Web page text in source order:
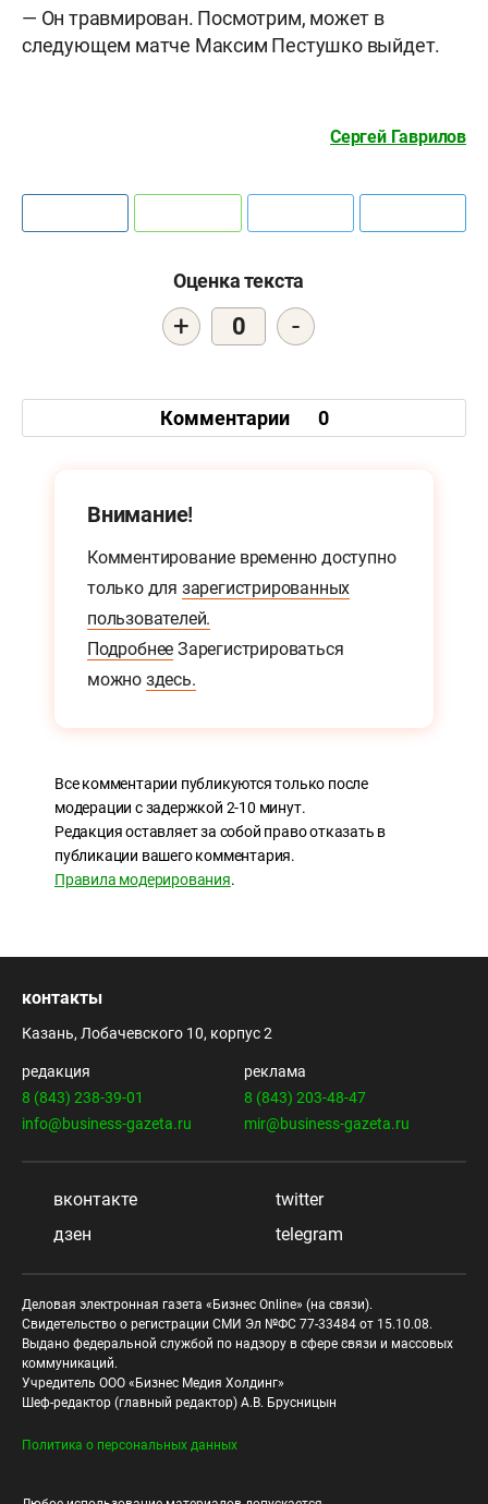
— Он травмирован. Посмотрим, может в
следующем матче Максим Пестушко выйдет.
Сергей Гаврилов
Оценка текста
+ 0 -
Комментарии 0
Внимание!
Комментирование временно доступно
только для зарегистрированных
пользователей.
Подробнее Зарегистрироваться
можно здесь.
Все комментарии публикуются только после
модерации с задержкой 2-10 минут.
Редакция оставляет за собой право отказать в
публикации вашего комментария.
Правила модерирования.
контакты
Казань, Лобачевского 10, корпус 2
редакция
8 (843) 238-39-01
info@business-gazeta.ru
реклама
8 (843) 203-48-47
mir@business-gazeta.ru
вконтакте
twitter
дзен
telegram
Деловая электронная газета «Бизнес Online» (на связи).
Свидетельство о регистрации СМИ Эл №ФС 77-33484 от 15.10.08.
Выдано федеральной службой по надзору в сфере связи и массовых
коммуникаций.
Учредитель ООО «Бизнес Медия Холдинг»
Шеф-редактор (главный редактор) А.В. Брусницын
Политика о персональных данных